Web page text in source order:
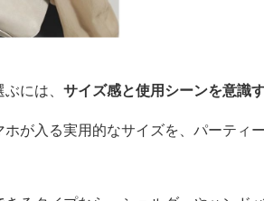
には、 サイズ感と使用シーンを意識
が入る実用的なサイズを、パーティ